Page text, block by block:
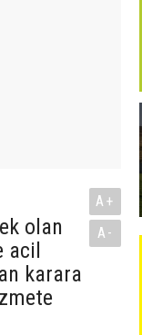
olan
acil
karara
A+
A-